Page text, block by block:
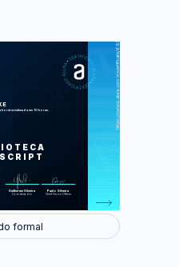
estimada em 10 horas.
Guilherme Silveira
Coordenador
Paulo Silveira
Chief Vision Officer
https://cursos.alura.com.br/certificate/69b53685dc671f1cfca7939c1473f0e2
LAS
Começando com jQuery
Trabalhando com Eventos
formal